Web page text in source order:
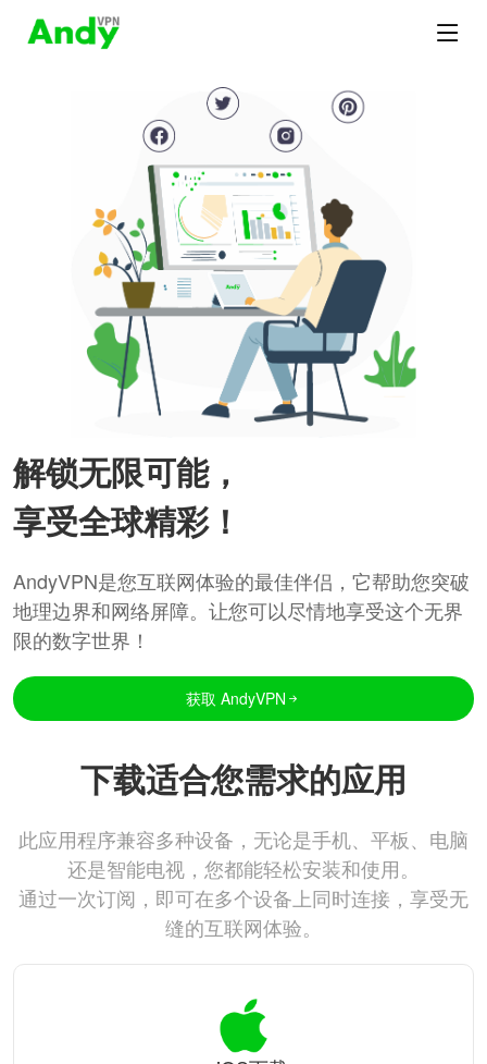
解锁无限可能，
享受全球精彩！
AndyVPN是您互联网体验的最佳伴侣，它帮助您突破
地理边界和网络屏障。让您可以尽情地享受这个无界
限的数字世界！
获取 AndyVPN
下载适合您需求的应用
此应用程序兼容多种设备，无论是手机、平板、电脑
还是智能电视，您都能轻松安装和使用。
通过一次订阅，即可在多个设备上同时连接，享受无
缝的互联网体验。